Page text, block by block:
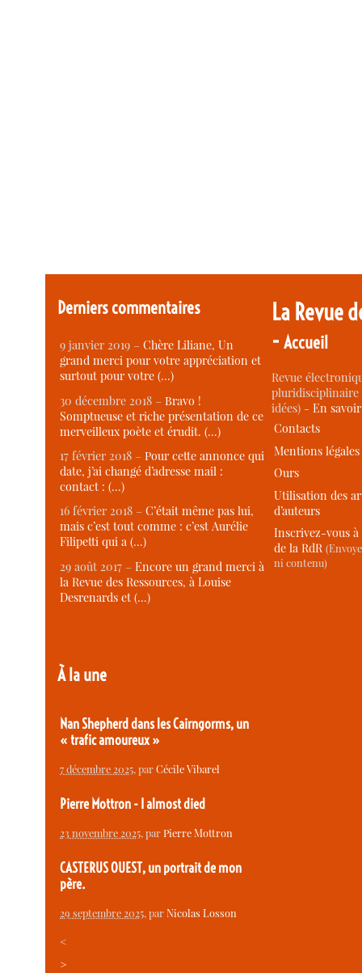
Derniers commentaires
9 janvier 2019 –Chère Liliane, Un
grand merci pour votre appréciation et
surtout pour votre (…)
30 décembre 2018 –Bravo !
Somptueuse et riche présentation de ce
merveilleux poète et érudit. (…)
17 février 2018 –Pour cette annonce qui
date, j’ai changé d’adresse mail :
contact : (…)
16 février 2018 –C’était même pas lui,
mais c’est tout comme : c’est Aurélie
Filipetti qui a (…)
29 août 2017 –Encore un grand merci à
la Revue des Ressources, à Louise
Desrenards et (…)
À la une
Nan Shepherd dans les Cairngorms, un
« trafic amoureux »
7 décembre 2025, parCécile Vibarel
Pierre Mottron - I almost died
23 novembre 2025, parPierre Mottron
CASTERUS OUEST, un portrait de mon
père.
29 septembre 2025, parNicolas Losson
<
>
La Revue
-Accueil
Revue
idées) -En
Contacts
Mentions légales
Ours
Utilisation des
d’auteurs
Inscrivez-vous
de la RdR
ni contenu)